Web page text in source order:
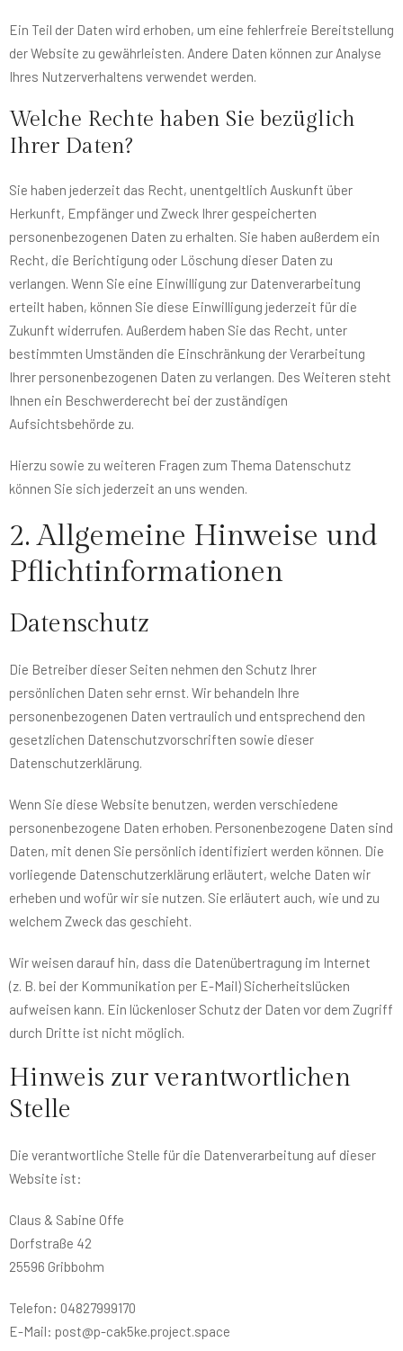
Ein Teil der Daten wird erhoben, um eine fehlerfreie Bereitstellung
der Website zu gewährleisten. Andere Daten können zur Analyse
Ihres Nutzerverhaltens verwendet werden.
Welche Rechte haben Sie bezüglich
Ihrer Daten?
Sie haben jederzeit das Recht, unentgeltlich Auskunft über
Herkunft, Empfänger und Zweck Ihrer gespeicherten
personenbezogenen Daten zu erhalten. Sie haben außerdem ein
Recht, die Berichtigung oder Löschung dieser Daten zu
verlangen. Wenn Sie eine Einwilligung zur Datenverarbeitung
erteilt haben, können Sie diese Einwilligung jederzeit für die
Zukunft widerrufen. Außerdem haben Sie das Recht, unter
bestimmten Umständen die Einschränkung der Verarbeitung
Ihrer personenbezogenen Daten zu verlangen. Des Weiteren steht
Ihnen ein Beschwerderecht bei der zuständigen
Aufsichtsbehörde zu.
Hierzu sowie zu weiteren Fragen zum Thema Datenschutz
können Sie sich jederzeit an uns wenden.
2. Allgemeine Hinweise und
Pflicht­informationen
Datenschutz
Die Betreiber dieser Seiten nehmen den Schutz Ihrer
persönlichen Daten sehr ernst. Wir behandeln Ihre
personenbezogenen Daten vertraulich und entsprechend den
gesetzlichen Datenschutzvorschriften sowie dieser
Datenschutzerklärung.
Wenn Sie diese Website benutzen, werden verschiedene
personenbezogene Daten erhoben. Personenbezogene Daten sind
Daten, mit denen Sie persönlich identifiziert werden können. Die
vorliegende Datenschutzerklärung erläutert, welche Daten wir
erheben und wofür wir sie nutzen. Sie erläutert auch, wie und zu
welchem Zweck das geschieht.
Wir weisen darauf hin, dass die Datenübertragung im Internet
(z. B. bei der Kommunikation per E-Mail) Sicherheitslücken
aufweisen kann. Ein lückenloser Schutz der Daten vor dem Zugriff
durch Dritte ist nicht möglich.
Hinweis zur verantwortlichen
Stelle
Die verantwortliche Stelle für die Datenverarbeitung auf dieser
Website ist:
Claus & Sabine Offe
Dorfstraße 42
25596 Gribbohm
Telefon: 04827999170
E-Mail: post@p-cak5ke.project.space